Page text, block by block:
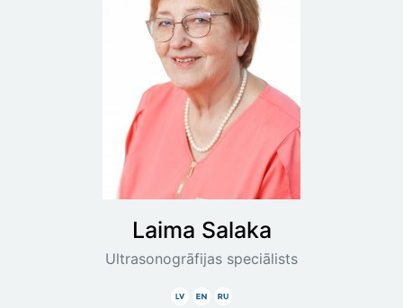
Laima Salaka
Ultrasonogrāfijas speciālists
Latviski
AngliskiKrieviski